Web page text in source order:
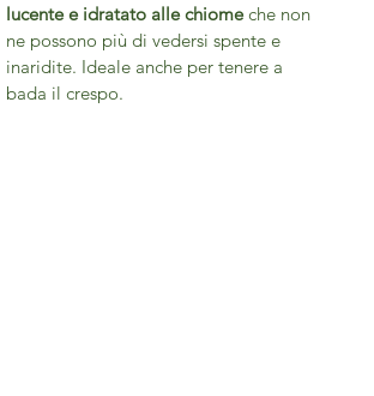
lucente e idratato alle chiomeche non
ne possono più di vedersi spente e
inaridite. Ideale anche per tenere a
bada il crespo.